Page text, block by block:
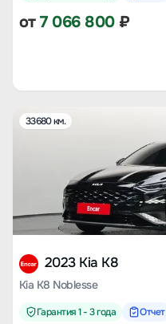
от7 066 800₽
33680 км.
2023 Kia K8
Kia K8 Noblesse
Гарантия 1 - 3 года Отчет